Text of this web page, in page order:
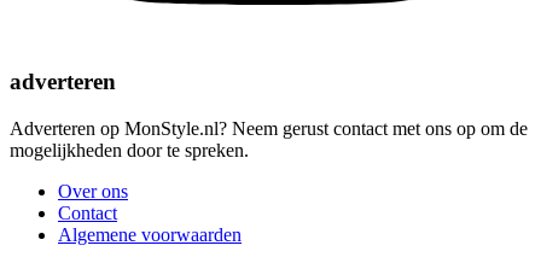
adverteren
Adverteren op MonStyle.nl? Neem gerust contact met ons op om de
mogelijkheden door te spreken.
Over ons
Contact
Algemene voorwaarden